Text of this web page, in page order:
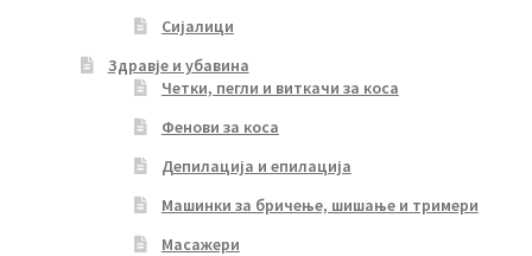
Сијалици
Здравје и убавина
Четки, пегли и виткачи за коса
Фенови за коса
Депилација и епилација
Машинки за бричење, шишање и тримери
Масажери